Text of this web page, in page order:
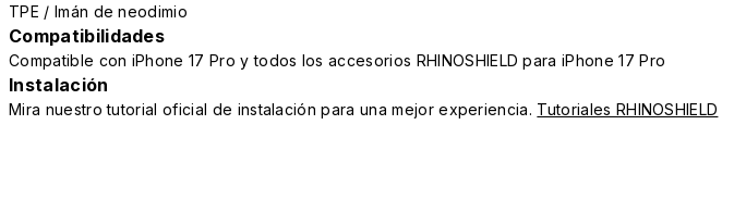
TPE / Imán de neodimio
Compatibilidades
Compatible con iPhone 17 Pro y todos los accesorios RHINOSHIELD para iPhone 17 Pro
Instalación
Mira nuestro tutorial oficial de instalación para una mejor experiencia. Tutoriales RHINOSHIELD